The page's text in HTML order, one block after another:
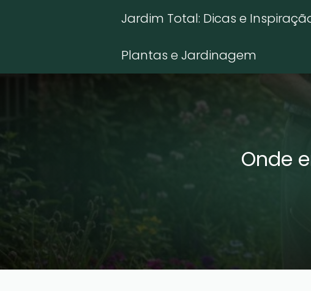
Jardim Total: Dicas e
Plantas e Jardinagem
Onde